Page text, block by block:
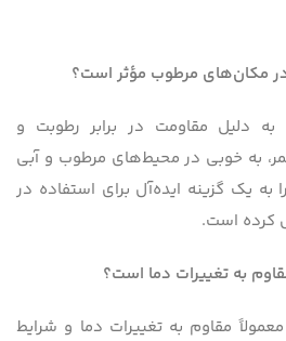
در مکان‌های مرطوب مؤثر است؟
به دلیل مقاومت در برابر رطوبت و
به خوبی در محیط‌های مرطوب و آبی
یک گزینه ایده‌آل برای استفاده در
کرده است.
به تغییرات دما است؟
مقاوم به تغییرات دما و شرایط